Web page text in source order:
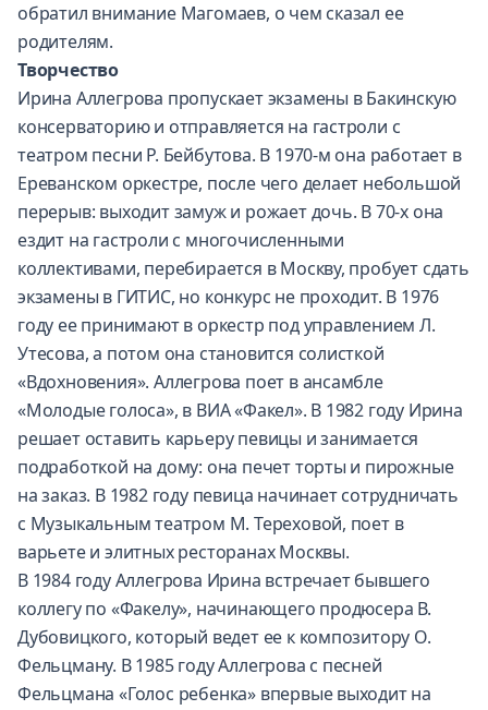
обратил внимание Магомаев, о чем сказал ее
родителям.
Творчество
Ирина Аллегрова пропускает экзамены в Бакинскую
консерваторию и отправляется на гастроли с
театром песни Р. Бейбутова. В 1970-м она работает в
Ереванском оркестре, после чего делает небольшой
перерыв: выходит замуж и рожает дочь. В 70-х она
ездит на гастроли с многочисленными
коллективами, перебирается в Москву, пробует сдать
экзамены в ГИТИС, но конкурс не проходит. В 1976
году ее принимают в оркестр под управлением Л.
Утесова, а потом она становится солисткой
«Вдохновения». Аллегрова поет в ансамбле
«Молодые голоса», в ВИА «Факел». В 1982 году Ирина
решает оставить карьеру певицы и занимается
подработкой на дому: она печет торты и пирожные
на заказ. В 1982 году певица начинает сотрудничать
с Музыкальным театром М. Тереховой, поет в
варьете и элитных ресторанах Москвы.
В 1984 году Аллегрова Ирина встречает бывшего
коллегу по «Факелу», начинающего продюсера В.
Дубовицкого, который ведет ее к композитору О.
Фельцману. В 1985 году Аллегрова с песней
Фельцмана «Голос ребенка» впервые выходит на